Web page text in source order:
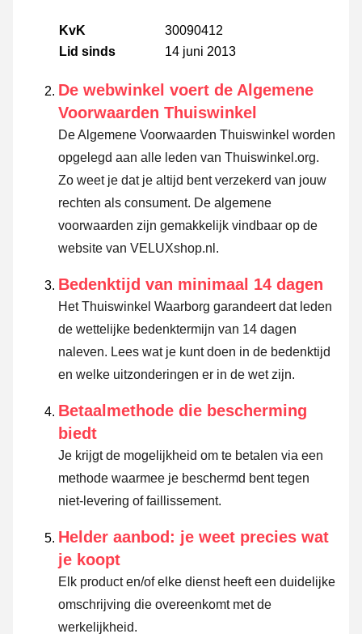
KvK
30090412
Lid sinds
14 juni 2013
De webwinkel voert de Algemene
Voorwaarden Thuiswinkel
De Algemene Voorwaarden Thuiswinkel worden
opgelegd aan alle leden van Thuiswinkel.org.
Zo weet je dat je altijd bent verzekerd van jouw
rechten als consument. De algemene
voorwaarden zijn gemakkelijk vindbaar op de
website van VELUXshop.nl.
Bedenktijd van minimaal 14 dagen
Het Thuiswinkel Waarborg garandeert dat leden
de wettelijke bedenktermijn van 14 dagen
naleven. Lees wat je kunt doen in de bedenktijd
en welke uitzonderingen er in de wet zijn.
Betaalmethode die bescherming
biedt
Je krijgt de mogelijkheid om te betalen via een
methode waarmee je beschermd bent tegen
niet-levering of faillissement.
Helder aanbod: je weet precies wat
je koopt
Elk product en/of elke dienst heeft een duidelijke
omschrijving die overeenkomt met de
werkelijkheid.